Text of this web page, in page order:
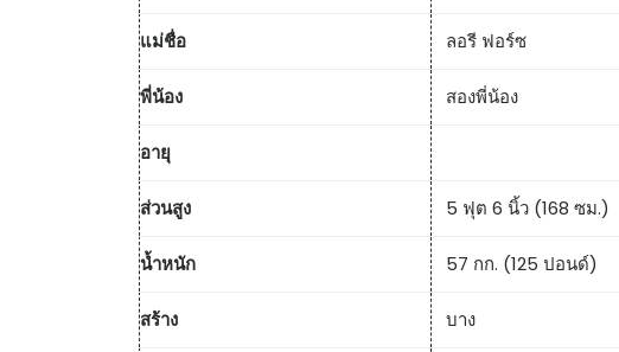
แม่ชื่อ ลอรี ฟอร์ซ
พี่น้อง สองพี่น้อง
อายุ
ส่วนสูง 5 ฟุต 6 นิ้ว (168 ซม.)
น้ำหนัก 57 กก. (125 ปอนด์)
สร้าง บาง